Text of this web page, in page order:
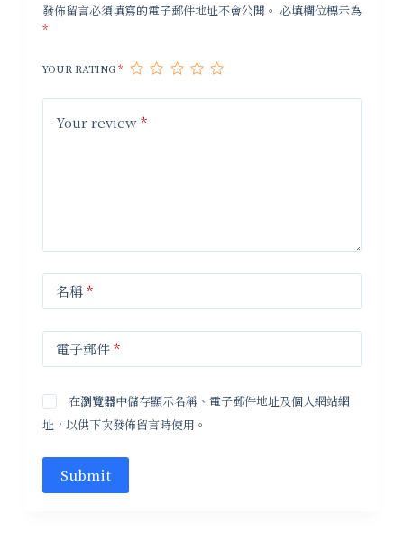
發佈留言必須填寫的電子郵件地址不會公開。 必填欄位標示為
*
YOUR RATING*
Your review*
名稱*
電子郵件*
在瀏覽器中儲存顯示名稱、電子郵件地址及個人網站網
址，以供下次發佈留言時使用。
Submit